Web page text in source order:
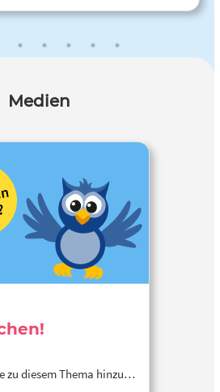
Medien
zu diesem Thema hinzu…